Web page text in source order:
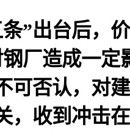
”出台后，
厂造成一
可否认，对
，收到冲击